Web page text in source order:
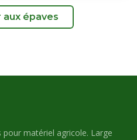
aux épaves
pour matériel agricole. Large